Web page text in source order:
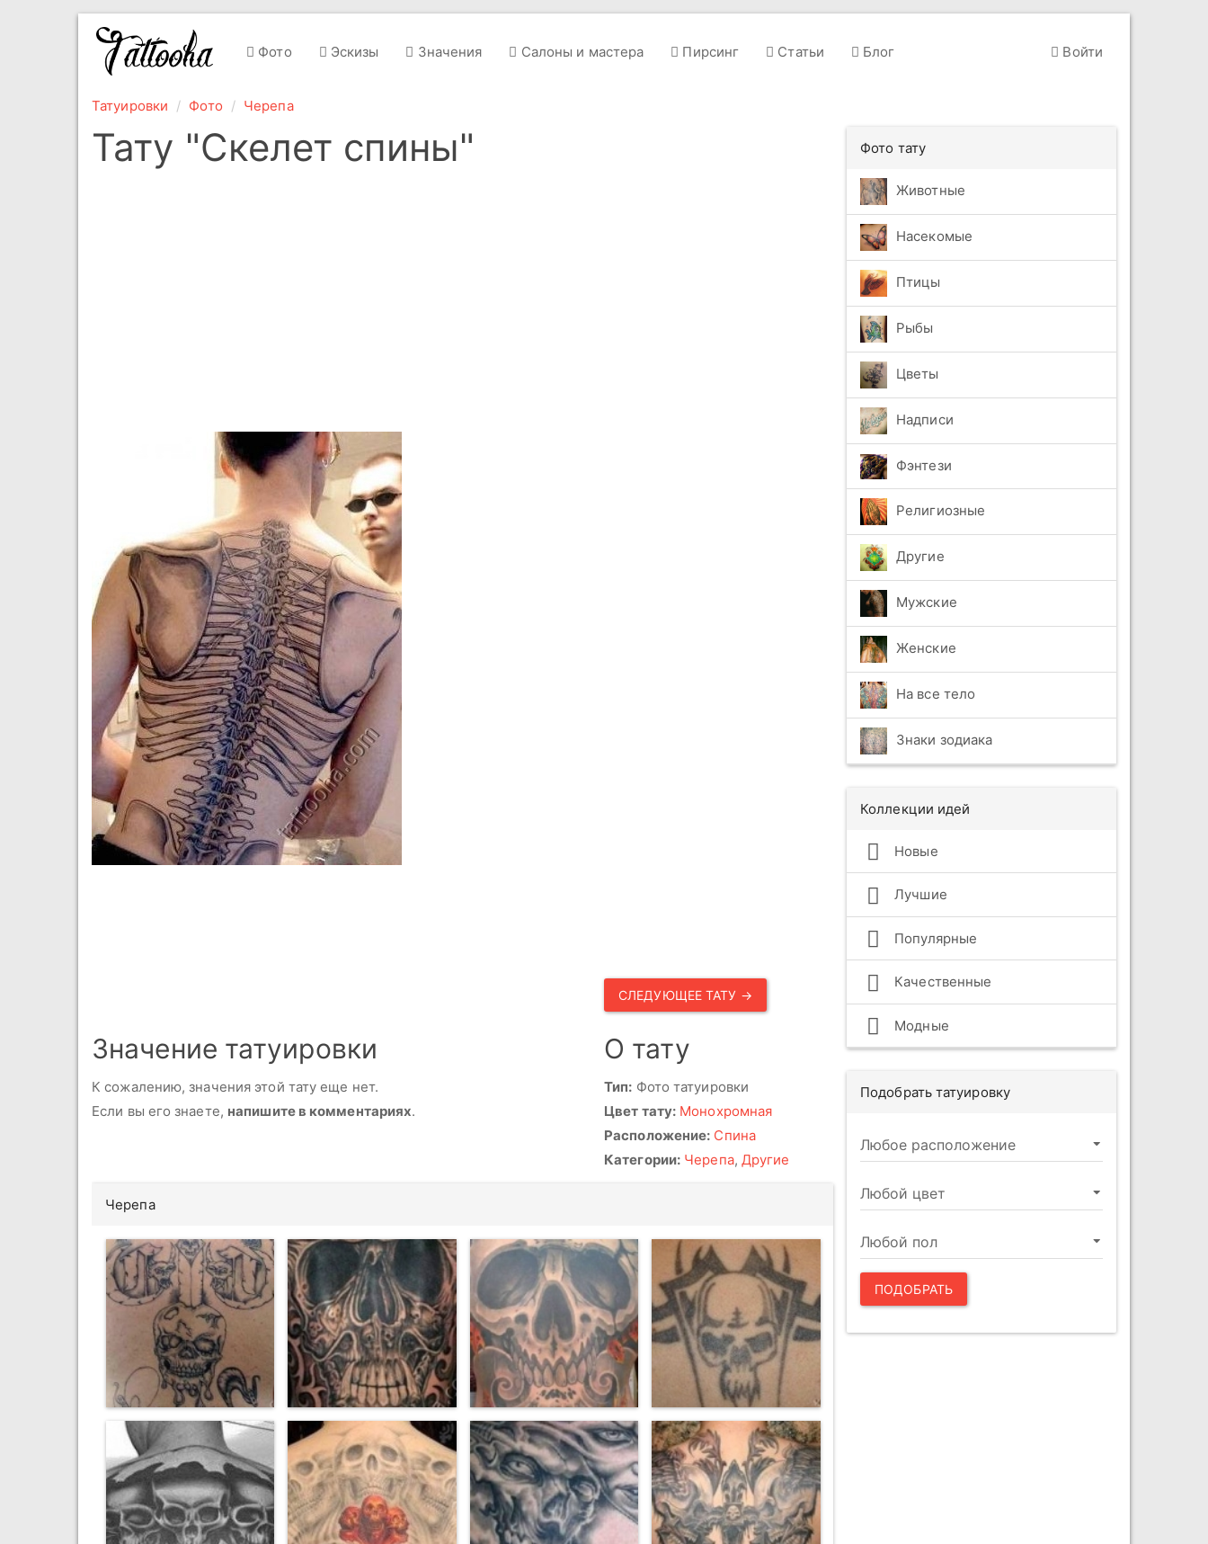
Фото Эскизы Значения Салоны и мастера Пирсинг Статьи Блог Войти
Татуировки Фото Черепа
Тату "Скелет спины"
СЛЕДУЮЩЕЕ ТАТУ →
Значение татуировки
К сожалению, значения этой тату еще нет.
Если вы его знаете, напишите в комментариях.
О тату
Тип: Фото татуировки
Цвет тату: Монохромная
Расположение: Спина
Категории: Черепа, Другие
Черепа
Фото тату
Животные
Насекомые
Птицы
Рыбы
Цветы
Надписи
Фэнтези
Религиозные
Другие
Мужские
Женские
На все тело
Знаки зодиака
Коллекции идей
Новые
Лучшие
Популярные
Качественные
Модные
Подобрать татуировку
ПОДОБРАТЬ